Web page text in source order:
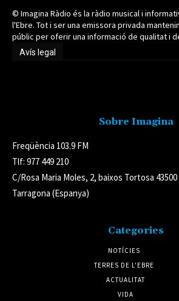
© Imagina Ràdio és la ràdio musical i
l'Ebre. Tot i ser una emissora privada
públic per oferir una informació de qualitat i
Avís legal
Sobre Imagina
Freqüència 103.9 FM
Tlf: 977 449 210
C/Rosa Maria Moles, 2, baixos Tortosa 43500
Tarragona (Espanya)
Categories
NOTÍCIES
TERRES DE L'EBRE
ACTUALITAT
VIDA